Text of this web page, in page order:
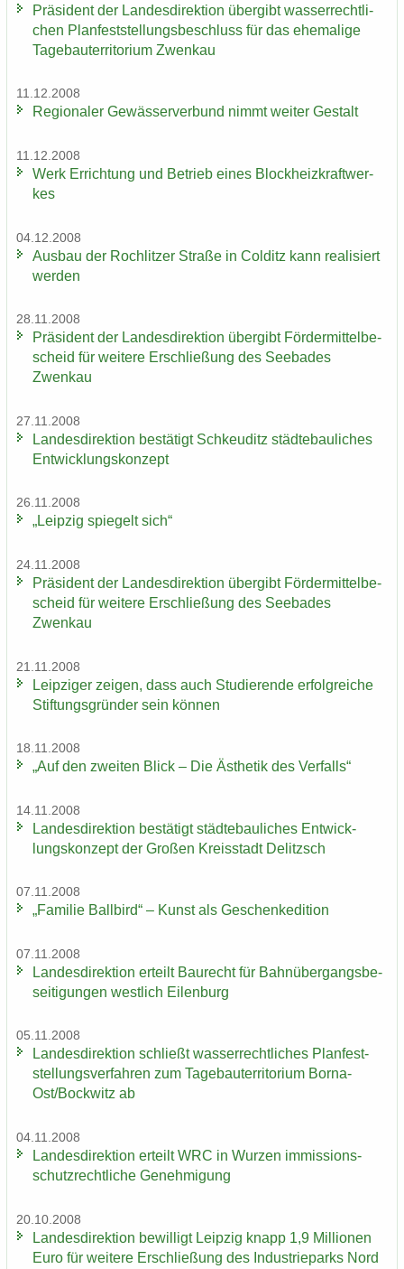
Prä­si­dent der Lan­des­di­rek­ti­on über­gibt was­ser­recht­li­
chen Plan­fest­stel­lungs­be­schluss für das ehe­ma­li­ge
Ta­ge­bau­ter­ri­to­ri­um Zwenkau
11.12.2008
Re­gio­na­ler Ge­wäs­ser­ver­bund nimmt wei­ter Ge­stalt
11.12.2008
Werk Er­rich­tung und Be­trieb eines Block­heiz­kraft­wer­
kes
04.12.2008
Aus­bau der Roch­lit­zer Stra­ße in Col­ditz kann rea­li­siert
wer­den
28.11.2008
Prä­si­dent der Lan­des­di­rek­ti­on über­gibt För­der­mit­tel­be­
scheid für wei­te­re Er­schlie­ßung des See­ba­des
Zwenkau
27.11.2008
Lan­des­di­rek­ti­on be­stä­tigt Schkeu­ditz städ­te­bau­li­ches
Ent­wick­lungs­kon­zept
26.11.2008
„Leip­zig spie­gelt sich“
24.11.2008
Prä­si­dent der Lan­des­di­rek­ti­on über­gibt För­der­mit­tel­be­
scheid für wei­te­re Er­schlie­ßung des See­ba­des
Zwenkau
21.11.2008
Leip­zi­ger zei­gen, dass auch Stu­die­ren­de er­folg­rei­che
Stif­tungs­grün­der sein kön­nen
18.11.2008
„Auf den zwei­ten Blick – Die Äs­the­tik des Ver­falls“
14.11.2008
Lan­des­di­rek­ti­on be­stä­tigt städ­te­bau­li­ches Ent­wick­
lungs­kon­zept der Gro­ßen Kreis­stadt De­litzsch
07.11.2008
„Fa­mi­lie Ball­bird“ – Kunst als Ge­schen­ke­di­ti­on
07.11.2008
Lan­des­di­rek­ti­on er­teilt Bau­recht für Bahn­über­gangs­be­
sei­ti­gun­gen west­lich Ei­len­burg
05.11.2008
Lan­des­di­rek­ti­on schließt was­ser­recht­li­ches Plan­fest­
stel­lungs­ver­fah­ren zum Ta­ge­bau­ter­ri­to­ri­um Borna-​
Ost/Bock­witz ab
04.11.2008
Lan­des­di­rek­ti­on er­teilt WRC in Wur­zen im­mis­si­ons­
schutz­recht­li­che Ge­neh­mi­gung
20.10.2008
Lan­des­di­rek­ti­on be­wil­ligt Leip­zig knapp 1,9 Mil­lio­nen
Euro für wei­te­re Er­schlie­ßung des In­dus­trie­parks Nord